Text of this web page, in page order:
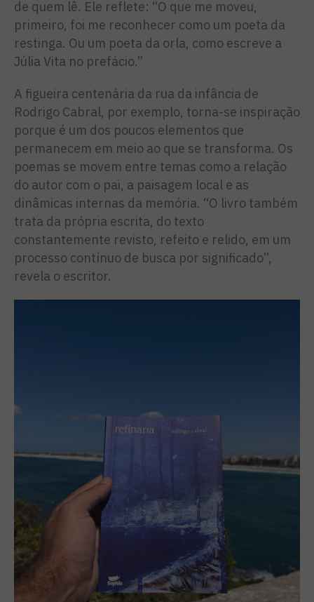
de quem lê. Ele reflete: “O que me moveu,
primeiro, foi me reconhecer como um poeta da
restinga. Ou um poeta da orla, como escreve a
Júlia Vita no prefácio.”
A figueira centenária da rua da infância de
Rodrigo Cabral, por exemplo, torna-se inspiração
porque é um dos poucos elementos que
permanecem em meio ao que se transforma. Os
poemas se movem entre temas como a relação
do autor com o pai, a paisagem local e as
dinâmicas internas da memória. “O livro também
trata da própria escrita, do texto
constantemente revisto, refeito e relido, em um
processo contínuo de busca por significado”,
revela o escritor.